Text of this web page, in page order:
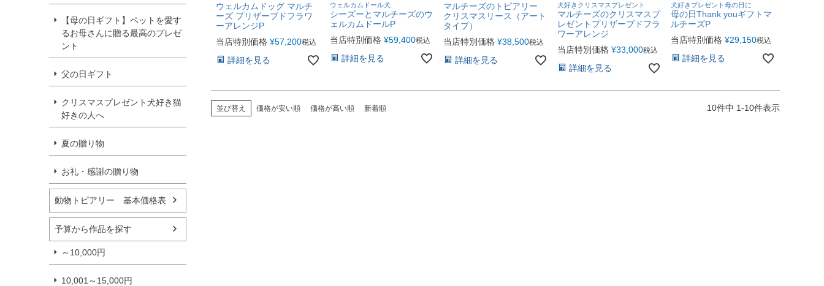
【母の日ギフト】ペットを愛す
るお母さんに贈る最高のプレゼ
ント
父の日ギフト
クリスマスプレゼント犬好き猫
好きの人へ
夏の贈り物
お礼・感謝の贈り物
動物トピアリー 基本価格表
予算から作品を探す
～10,000円
10,001～15,000円
ウェルカムドッグ マルチ
ーズ プリザーブドフラワ
ーアレンジP
当店特別価格 ¥57,200税込
詳細を見る
ウェルカムドール犬
シーズーとマルチーズのウ
ェルカムドールP
当店特別価格 ¥59,400税込
詳細を見る
マルチーズのトピアリー
クリスマスリース（アート
タイプ）
当店特別価格 ¥38,500税込
詳細を見る
犬好きクリスマスプレゼント
マルチーズのクリスマスプ
レゼントプリザーブドフラ
ワーアレンジ
当店特別価格 ¥33,000税込
詳細を見る
犬好きプレゼント母の日に
母の日Thank youギフトマ
ルチーズP
当店特別価格 ¥29,150税込
詳細を見る
並び替え 価格が安い順 価格が高い順 新着順 10件中 1-10件表示